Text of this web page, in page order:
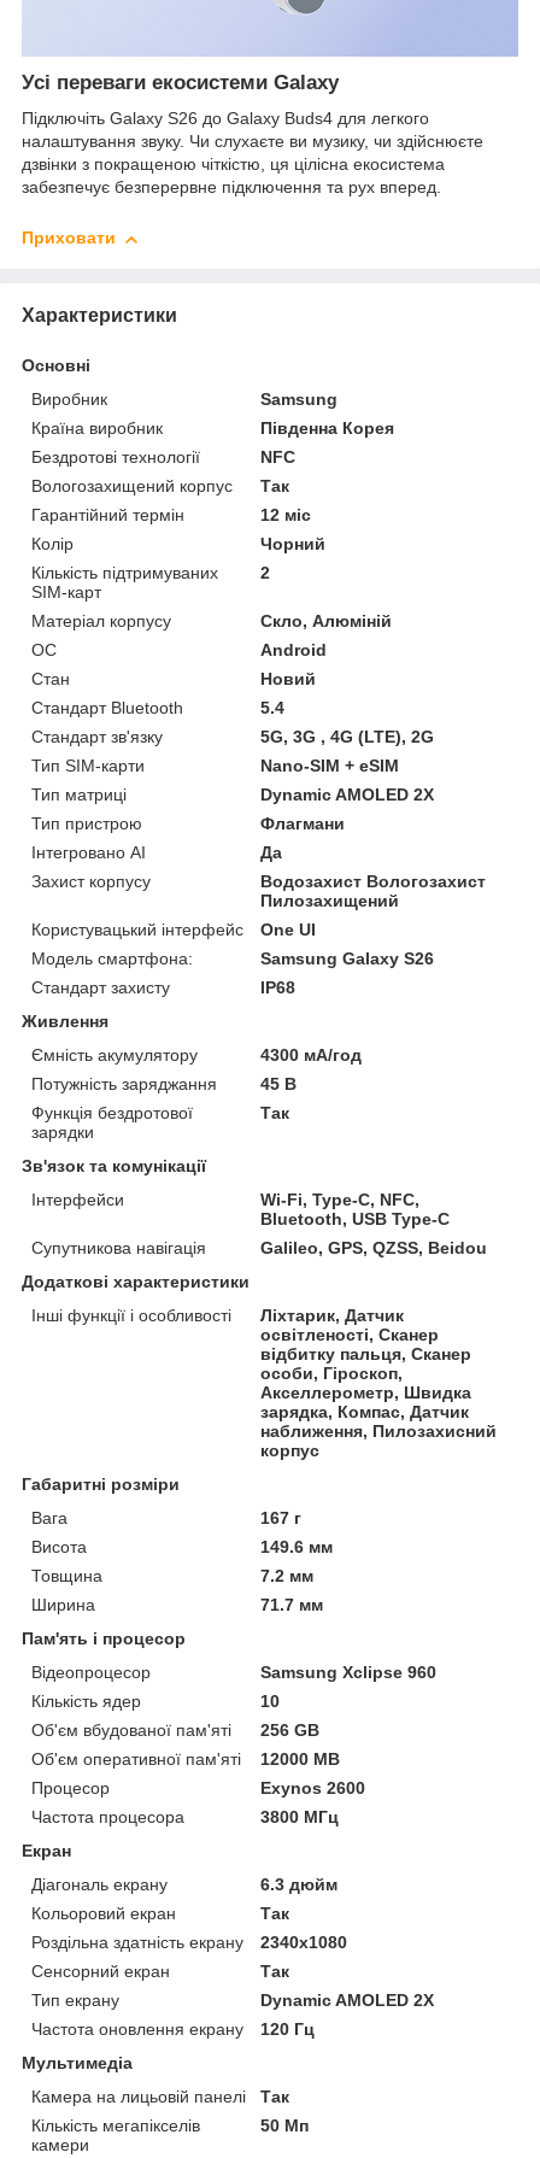
Усі переваги екосистеми Galaxy
Підключіть Galaxy S26 до Galaxy Buds4 для легкого
налаштування звуку. Чи слухаєте ви музику, чи здійснюєте
дзвінки з покращеною чіткістю, ця цілісна екосистема
забезпечує безперервне підключення та рух вперед.
Приховати
Характеристики
Основні
Виробник
Samsung
Країна виробник
Південна Корея
Бездротові технології
NFC
Вологозахищений корпус
Так
Гарантійний термін
12 міс
Колір
Чорний
Кількість підтримуваних
SIM-карт
2
Матеріал корпусу
Скло, Алюміній
ОС
Android
Стан
Новий
Стандарт Bluetooth
5.4
Стандарт зв'язку
5G, 3G , 4G (LTE), 2G
Тип SIM-карти
Nano-SIM + eSIM
Тип матриці
Dynamic AMOLED 2X
Тип пристрою
Флагмани
Інтегровано AI
Да
Захист корпусу
Водозахист Вологозахист
Пилозахищений
Користувацький інтерфейс
One UI
Модель смартфона:
Samsung Galaxy S26
Стандарт захисту
IP68
Живлення
Ємність акумулятору
4300 мА/год
Потужність заряджання
45 В
Функція бездротової
зарядки
Так
Зв'язок та комунікації
Інтерфейси
Wi-Fi, Type-C, NFC,
Bluetooth, USB Type-C
Супутникова навігація
Galileo, GPS, QZSS, Beidou
Додаткові характеристики
Інші функції і особливості
Ліхтарик, Датчик
освітленості, Сканер
відбитку пальця, Сканер
особи, Гіроскоп,
Акселлерометр, Швидка
зарядка, Компас, Датчик
наближення, Пилозахисний
корпус
Габаритні розміри
Вага
167 г
Висота
149.6 мм
Товщина
7.2 мм
Ширина
71.7 мм
Пам'ять і процесор
Відеопроцесор
Samsung Xclipse 960
Кількість ядер
10
Об'єм вбудованої пам'яті
256 GB
Об'єм оперативної пам'яті
12000 MB
Процесор
Exynos 2600
Частота процесора
3800 МГц
Екран
Діагональ екрану
6.3 дюйм
Кольоровий екран
Так
Роздільна здатність екрану
2340x1080
Сенсорний екран
Так
Тип екрану
Dynamic AMOLED 2X
Частота оновлення екрану
120 Гц
Мультимедіа
Камера на лицьовій панелі
Так
Кількість мегапікселів
камери
50 Мп